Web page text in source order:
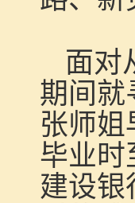
面对
期间就
张师
毕业时
建设银